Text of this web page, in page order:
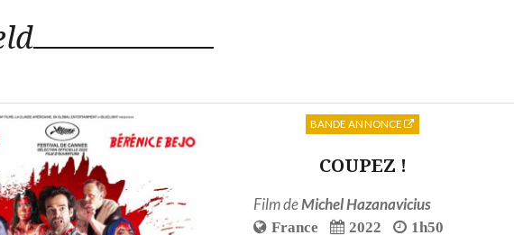
COUPEZ !
Film deMichel Hazanavicius
France 2022
1h50
BANDE ANNONCE